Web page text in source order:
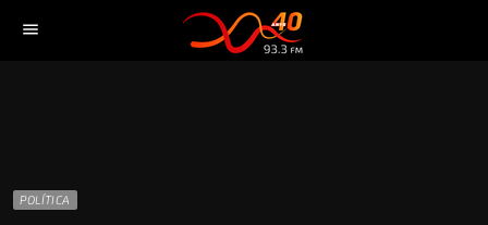
menu
POLÍTICA